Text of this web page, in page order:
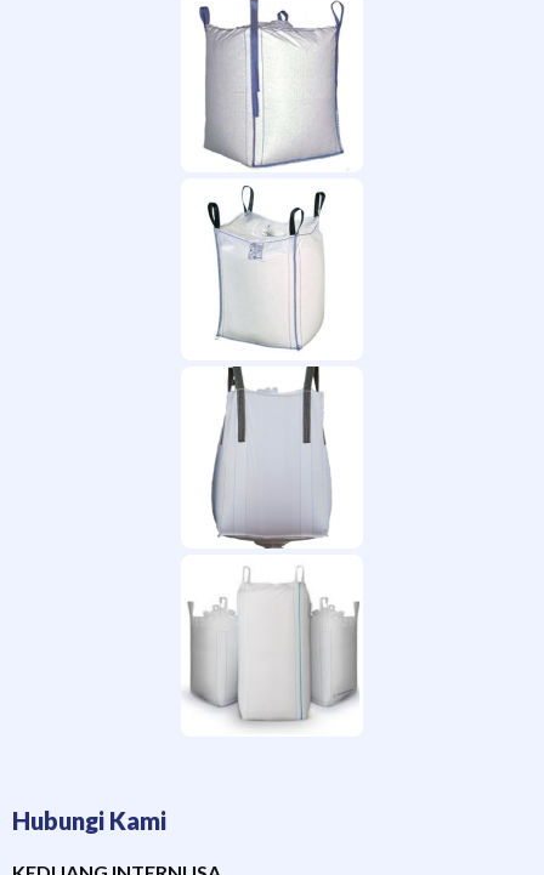
Hubungi Kami